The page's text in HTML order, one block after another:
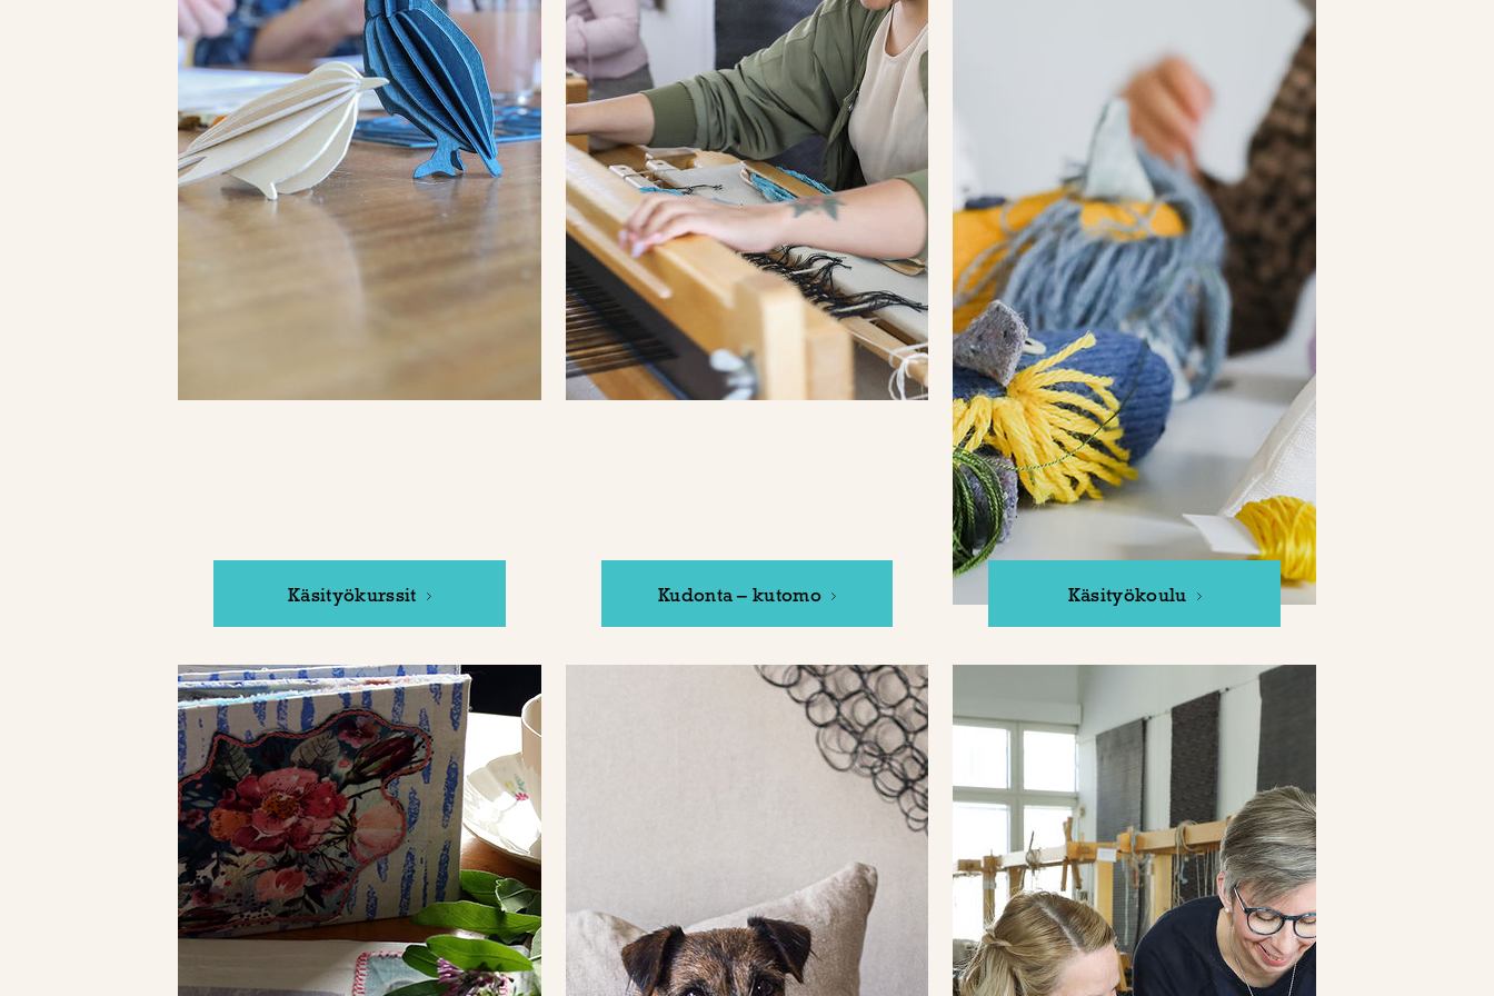
Käsityökurssit Kudonta – kutomo Käsityökoulu